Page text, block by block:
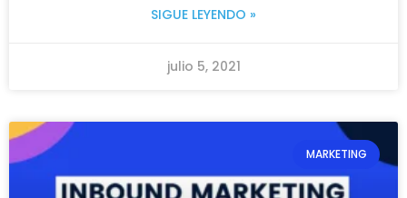
SIGUE LEYENDO »
julio 5, 2021
MARKETING